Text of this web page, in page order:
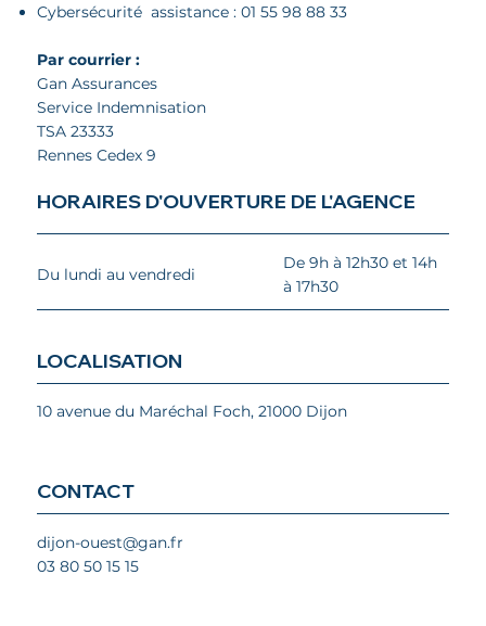
HORAIRES D'OUVERTURE DE L'AGENCE
Du lundi au vendredi
De 9h à 12h30 et 14h
à 17h30
Cybersécurité assistance :01 55 98 88 33
Par courrier :
Gan Assurances
Service Indemnisation
TSA 23333
Rennes Cedex 9
LOCALISATION
10 avenue du Maréchal Foch, 21000 Dijon
CONTACT
dijon-ouest@gan.fr
03 80 50 15 15